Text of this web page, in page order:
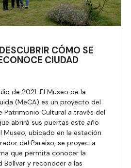
CÓMO SE
CIUDAD
de 2021. El Museo de la
(MeCA) es un proyecto del
Cultural a través del
abrirá sus puertas este año
Museo, ubicado en la estación
del Paraíso, se proyecta
que permita conocer la
Bolívar y reconocer a las